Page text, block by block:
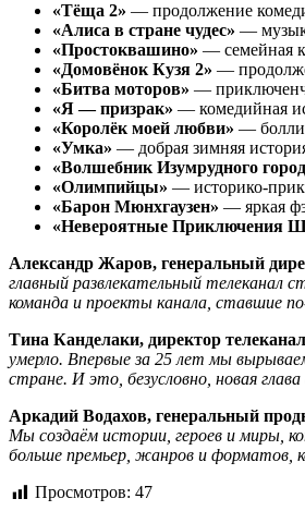
«Тёща 2» — продолжение
«Алиса в стране чудес» —
«Простоквашино» — семейная
«Домовёнок Кузя 2» —
«Битва моторов» —
«Я — призрак» — комедийная
«Королёк моей любви» —
«Умка» — добрая зимняя
«Волшебник Изумрудного
«Олимпийцы» — историко-
«Барон Мюнхгаузен» — яркая
«Невероятные Приключения
Александр Жаров, генеральный
главный развлекательный телеканал
команда и проекты канала, ставшие
Тина Канделаки, директор
умерло. Впервые за 25 лет мы
стране. И это, безусловно, новая
Аркадий Водахов, генеральный
Мы создаём истории, героев и миры,
больше премьер, жанров и форматов,
Просмотров: 47